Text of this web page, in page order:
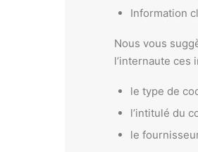
Information
Nous vous
l’internaute ces
le type de
l’intitulé du
le